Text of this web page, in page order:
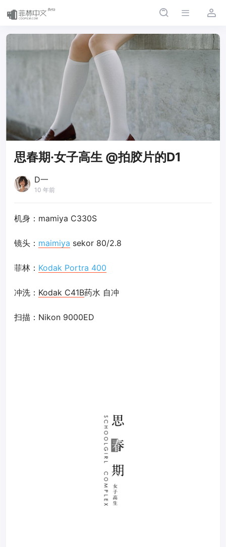
思春期·女子高生 @拍胶片的D1
D一
10 年前
机身：mamiya C330S
镜头： maimiya sekor 80/2.8
菲林： Kodak Portra 400
冲洗： Kodak C41B药水 自冲
扫描：Nikon 9000ED